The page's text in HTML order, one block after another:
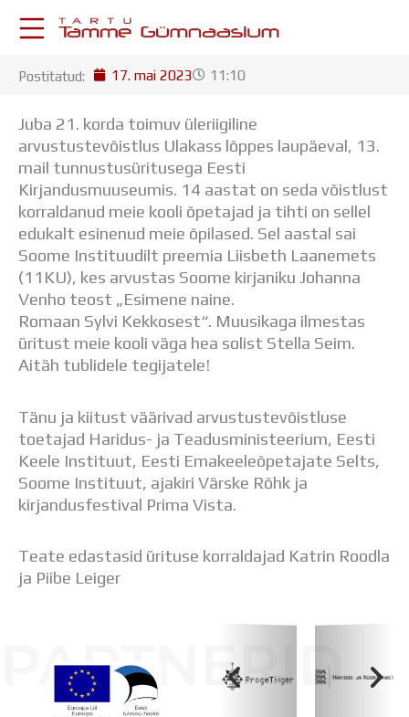
KESKKONNAD
Postkast
Drive
Tamme Leht
Kooliraadio
Koorilaul
ÕPPETÖÖ
Tunniplaan
Aastaplaan
Õppekava
Ainepassid
Distantsõpe
Kodukord
Projektid
ÜLDINFO
Sisseastumine
Dokumendid
Uudised
Virtuaaltuur
Õpilasesindus
Kontaktid
Postitatud: 17. mai 2023 11:10
Juba 21. korda toimuv üleriigiline
arvustustevõistlus Ulakass lõppes laupäeval, 13.
mail tunnustusüritusega Eesti
Kirjandusmuuseumis. 14 aastat on seda võistlust
korraldanud meie kooli õpetajad ja tihti on sellel
edukalt esinenud meie õpilased. Sel aastal sai
Soome Instituudilt preemia Liisbeth Laanemets
(11KU), kes arvustas Soome kirjaniku Johanna
Venho teost „Esimene naine.
Romaan Sylvi Kekkosest“. Muusikaga ilmestas
üritust meie kooli väga hea solist Stella Seim.
Aitäh tublidele tegijatele!
Tänu ja kiitust väärivad arvustustevõistluse
toetajad Haridus- ja Teadusministeerium, Eesti
Keele Instituut, Eesti Emakeeleõpetajate Selts,
Soome Instituut, ajakiri Värske Rõhk ja
kirjandusfestival Prima Vista.
Teate edastasid ürituse korraldajad Katrin Roodla
ja Piibe Leiger
PARTNERID